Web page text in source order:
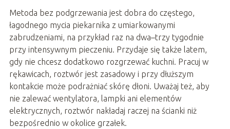
Metoda bez podgrzewania jest dobra do częstego,
łagodnego mycia piekarnika z umiarkowanymi
zabrudzeniami, na przykład raz na dwa–trzy tygodnie
przy intensywnym pieczeniu. Przydaje się także latem,
gdy nie chcesz dodatkowo rozgrzewać kuchni. Pracuj w
rękawicach, roztwór jest zasadowy i przy dłuższym
kontakcie może podrażniać skórę dłoni. Uważaj też, aby
nie zalewać wentylatora, lampki ani elementów
elektrycznych, roztwór nakładaj raczej na ścianki niż
bezpośrednio w okolice grzałek.